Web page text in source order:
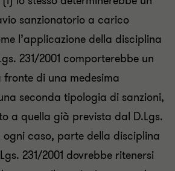
sanzionatorio a carico
l’applicazione della disciplina
231/2001 comporterebbe un
di una medesima
seconda tipologia di sanzioni,
a quella già prevista dal D.Lgs.
ogni caso, parte della disciplina
231/2001 dovrebbe ritenersi